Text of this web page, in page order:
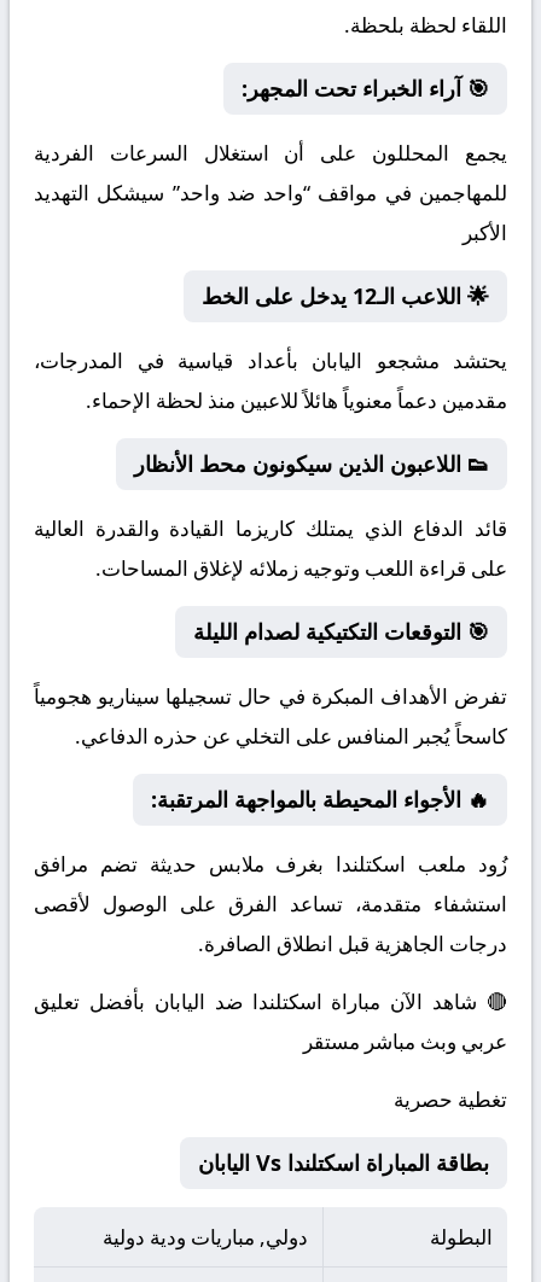
اللقاء لحظة بلحظة.
🎯 آراء الخبراء تحت المجهر:
يجمع المحللون على أن استغلال السرعات الفردية
للمهاجمين في مواقف “واحد ضد واحد” سيشكل التهديد
الأكبر
🌟 اللاعب الـ12 يدخل على الخط
يحتشد مشجعو اليابان بأعداد قياسية في المدرجات،
مقدمين دعماً معنوياً هائلاً للاعبين منذ لحظة الإحماء.
👟 اللاعبون الذين سيكونون محط الأنظار
قائد الدفاع الذي يمتلك كاريزما القيادة والقدرة العالية
على قراءة اللعب وتوجيه زملائه لإغلاق المساحات.
🎯 التوقعات التكتيكية لصدام الليلة
تفرض الأهداف المبكرة في حال تسجيلها سيناريو هجومياً
كاسحاً يُجبر المنافس على التخلي عن حذره الدفاعي.
🔥 الأجواء المحيطة بالمواجهة المرتقبة:
زُود ملعب اسكتلندا بغرف ملابس حديثة تضم مرافق
استشفاء متقدمة، تساعد الفرق على الوصول لأقصى
درجات الجاهزية قبل انطلاق الصافرة.
🔴 شاهد الآن مباراة اسكتلندا ضد اليابان بأفضل تعليق
عربي وبث مباشر مستقر
تغطية حصرية
بطاقة المباراة اسكتلندا Vs اليابان
البطولة دولي, مباريات ودية دولية